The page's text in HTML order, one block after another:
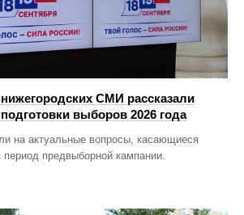
СМИ рассказали
выборов 2026 года
на актуальные вопросы, касающиеся
предвыборной кампании.